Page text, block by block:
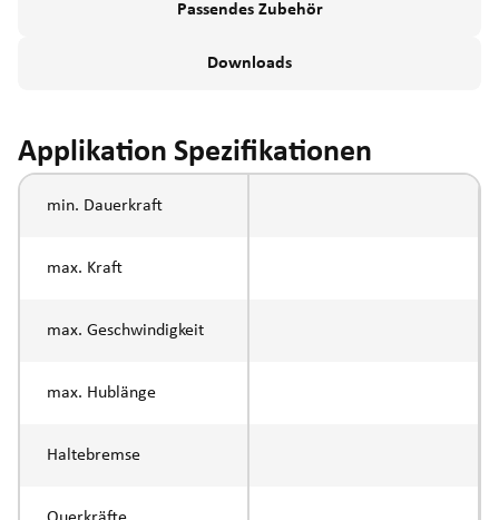
Passendes Zubehör
Downloads
Applikation Spezifikationen
min. Dauerkraft
max. Kraft
max. Geschwindigkeit
max. Hublänge
Haltebremse